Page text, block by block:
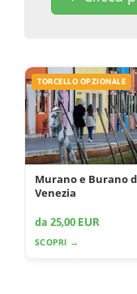
TORCELLO OPZIONALE
Murano e Burano
Venezia
da 25,00 EUR
SCOPRI →